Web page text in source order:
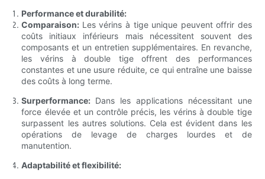
Performance et durabilité:
Comparaison: Les vérins à tige unique peuvent offrir des
coûts initiaux inférieurs mais nécessitent souvent des
composants et un entretien supplémentaires. En revanche,
les vérins à double tige offrent des performances
constantes et une usure réduite, ce qui entraîne une baisse
des coûts à long terme.
Surperformance: Dans les applications nécessitant une
force élevée et un contrôle précis, les vérins à double tige
surpassent les autres solutions. Cela est évident dans les
opérations de levage de charges lourdes et de
manutention.
Adaptabilité et flexibilité: